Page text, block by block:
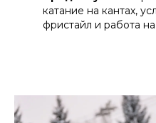
катание на кантах,
фристайл и работа